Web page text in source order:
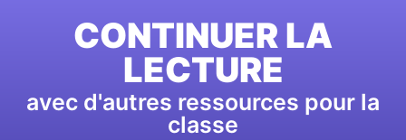
CONTINUER LA
LECTURE
avec d'autres ressources pour la
classe